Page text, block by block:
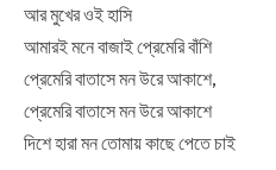
আর মুখের ওই হাসি
আমারই মনে বাজাই প্রেমেরি বাঁশি
প্রেমেরি বাতাসে মন উরে আকাশে,
প্রেমেরি বাতাসে মন উরে আকাশে
দিশে হারা মন তোমায় কাছে পেতে চাই